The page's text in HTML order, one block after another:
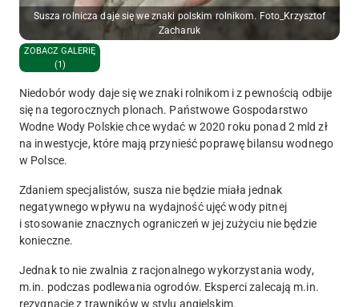
Susza rolnicza daje się we znaki polskim rolnikom. Foto_Krzysztof
Zacharuk
ZOBACZ GALERIĘ
(1)
Niedobór wody daje się we znaki rolnikom i z pewnością odbije
się na tegorocznych plonach. Państwowe Gospodarstwo
Wodne Wody Polskie chce wydać w 2020 roku ponad 2 mld zł
na inwestycje, które mają przynieść poprawę bilansu wodnego
w Polsce.
Zdaniem specjalistów, susza nie będzie miała jednak
negatywnego wpływu na wydajność ujęć wody pitnej
i stosowanie znacznych ograniczeń w jej zużyciu nie będzie
konieczne.
Jednak to nie zwalnia z racjonalnego wykorzystania wody,
m.in. podczas podlewania ogrodów. Eksperci zalecają m.in.
rezygnację z trawników w stylu angielskim.